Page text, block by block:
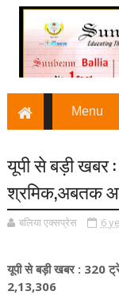
यूपी से बड़ी खबर
श्रमिक,अबतक
बलिया एक्सप्रेस 6
यूपी से बड़ी खबर : 320
2,13,306